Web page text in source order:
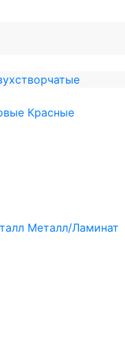
Красные
Металл/Ламинат